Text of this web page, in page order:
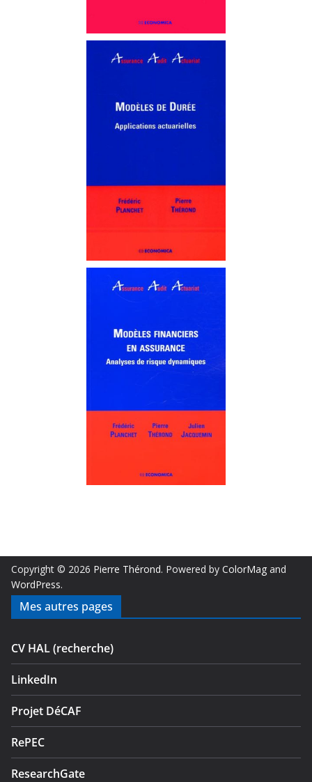
Copyright © 2026 Pierre Thérond. Powered by ColorMag and
WordPress.
Mes autres pages
CV HAL (recherche)
LinkedIn
Projet DéCAF
RePEC
ResearchGate